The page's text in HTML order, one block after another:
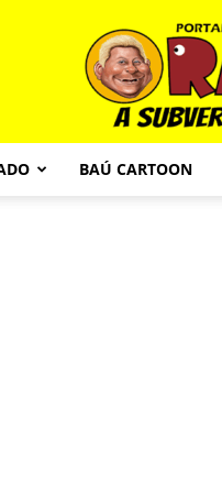
BAÚ CARTOON